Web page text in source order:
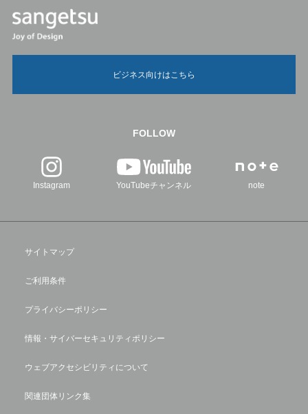
ビジネス向けはこちら
FOLLOW
Instagram YouTubeチャンネル note
サイトマップ
ご利用条件
プライバシーポリシー
情報・サイバーセキュリティポリシー
ウェブアクセシビリティについて
関連団体リンク集